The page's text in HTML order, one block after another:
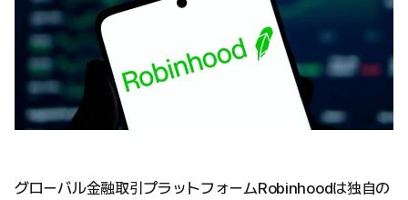
グローバル金融取引プラットフォームRobinhoodは独自の